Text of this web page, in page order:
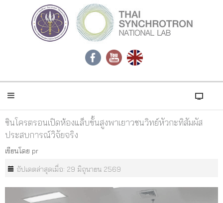
ซินโครตรอนเปิดห้องแล็บขั้นสูงพาเยาวชนวิทย์หัวกะทิสัมผัส
ประสบการณ์วิจัยจริง
เขียนโดย pr
อัปเดตล่าสุดเมื่อ: 29 มิถุนายน 2569